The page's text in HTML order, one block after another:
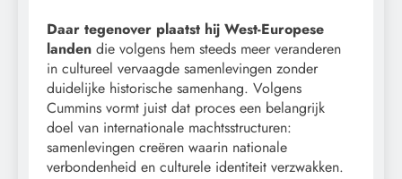
Daar tegenover plaatst hij West-Europese
landen die volgens hem steeds meer veranderen
in cultureel vervaagde samenlevingen zonder
duidelijke historische samenhang. Volgens
Cummins vormt juist dat proces een belangrijk
doel van internationale machtsstructuren:
samenlevingen creëren waarin nationale
verbondenheid en culturele identiteit verzwakken.